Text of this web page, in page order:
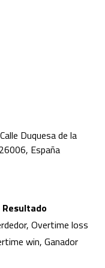
Duquesa de la
España
Resultado
Overtime loss
win, Ganador